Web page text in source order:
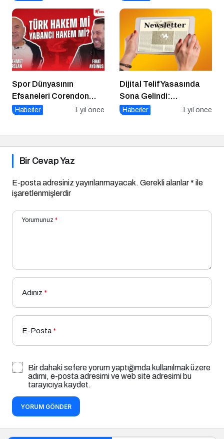
Yazdı
Spor Dünyasının
Efsaneleri Corendon
Sport Talks’ta
Haberler 1 yıl önce
Dijital Telif Yasasında
Sona Gelindi:
Yayıncılara Haziran
Haberler 1 yıl önce
Bir Cevap Yaz
E-posta adresiniz yayınlanmayacak. Gerekli alanlar* ile
işaretlenmişlerdir
Yorumunuz *
Adınız *
E-Posta*
Bir dahaki sefere yorum yaptığımda kullanılmak üzere
adımı, e-posta adresimi ve web site adresimi bu
tarayıcıya kaydet.
YORUM GÖNDER